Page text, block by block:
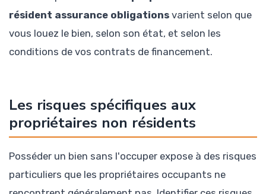
résident assurance obligations varient selon que
vous louez le bien, selon son état, et selon les
conditions de vos contrats de financement.
Les risques spécifiques aux
propriétaires non résidents
Posséder un bien sans l'occuper expose à des risques
particuliers que les propriétaires occupants ne